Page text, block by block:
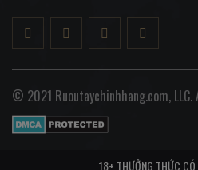
© 2021 Ruoutaychinhhang.com,
18+ THƯỞNG THỨC CÓ